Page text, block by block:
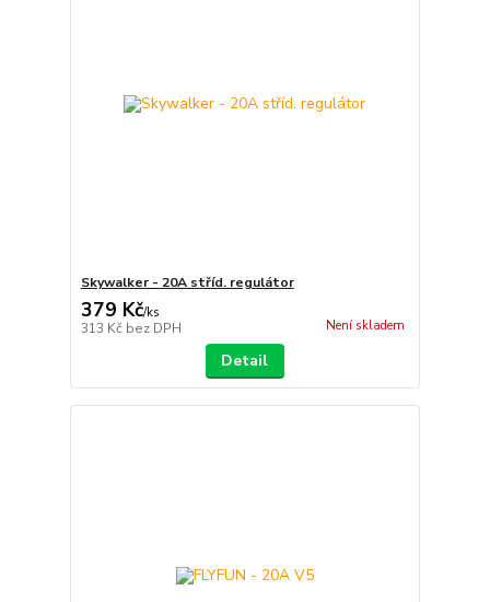
Skywalker - 20A stříd. regulátor
379 Kč/ks
313 Kč bez DPH Není skladem
Detail